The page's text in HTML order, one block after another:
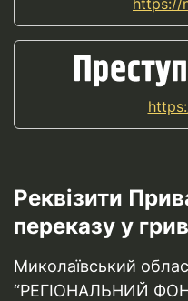
https://
Реквізити
переказу у
Миколаївський
“РЕГІОНАЛЬНИЙ